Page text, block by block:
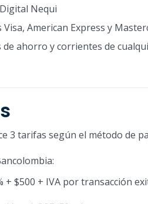
Nequi
Visa, American Express y
de ahorro y corrientes de
3 tarifas según el método de
+ $500 + IVA por transacción